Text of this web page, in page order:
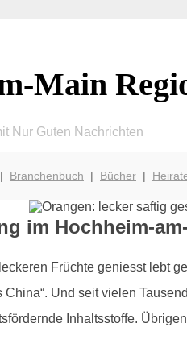
Main
Nur Guten Nachrichten
| Branchenbuch | Bücher|
im Hochheim-
Früchte geniesst lebt
Und seit vielen
Inhaltsstoffe.